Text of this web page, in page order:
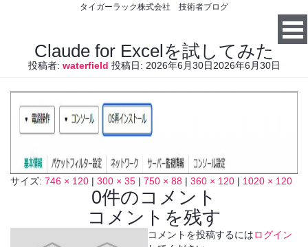
タイガーラック株式会社 技術者ブログ
Claude for Excelを試してみた
投稿者: waterfield 投稿日: 2026年6月30日2026年6月30日
サイズ: 746 × 120 | 300 × 35 | 750 × 88 | 360 × 120 | 1020 × 120
0件のコメント
コメントを残す
コメントを投稿するにはログイン